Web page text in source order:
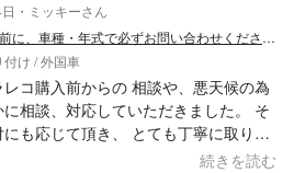
・ミッキーさん
【※一部輸入車のみ可】ご予約前に、車種・年式で必ずお問い合わせください！
付け / 外国車
コ購入前からの 相談や、悪天候の為
相談、対応していただきました。 そ
も応じて頂き、 とても丁寧に取り付
コの使い方も教えて頂きました。 ま
続きを読む